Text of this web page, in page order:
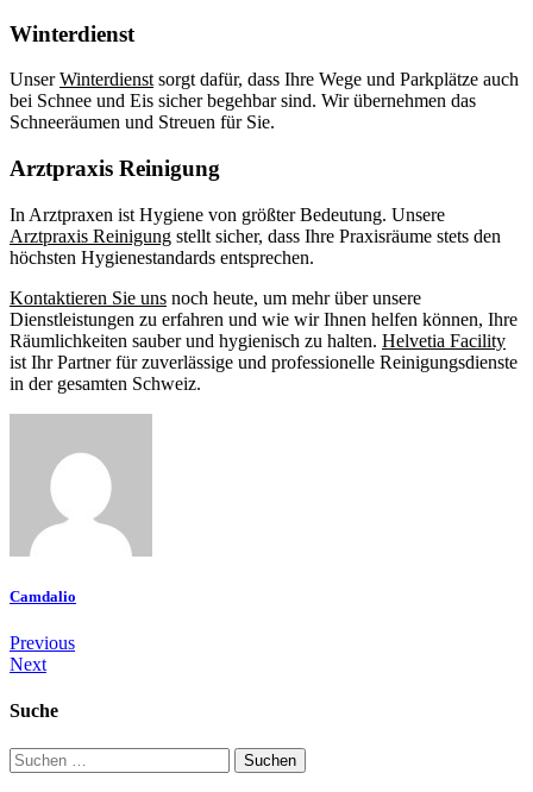
Winterdienst
UnserWinterdienst sorgt dafür, dass Ihre Wege und Parkplätze auch
bei Schnee und Eis sicher begehbar sind. Wir übernehmen das
Schneeräumen und Streuen für Sie.
Arztpraxis Reinigung
In Arztpraxen ist Hygiene von größter Bedeutung. Unsere
Arztpraxis Reinigung stellt sicher, dass Ihre Praxisräume stets den
höchsten Hygienestandards entsprechen.
Kontaktieren Sie uns noch heute, um mehr über unsere
Dienstleistungen zu erfahren und wie wir Ihnen helfen können, Ihre
Räumlichkeiten sauber und hygienisch zu halten. Helvetia Facility
ist Ihr Partner für zuverlässige und professionelle Reinigungsdienste
in der gesamten Schweiz.
Camdalio
Previous
Next
Suche